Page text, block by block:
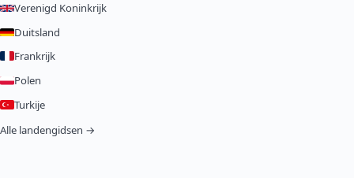
Verenigd Koninkrijk
Duitsland
Frankrijk
Polen
Turkije
Alle landengidsen →